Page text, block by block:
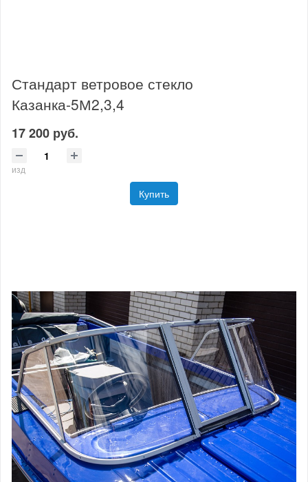
Стандарт ветровое стекло
Казанка-5М2,3,4
17 200 руб.
изд
Купить